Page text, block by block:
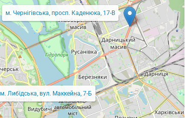
м. Либідська, вул. Маккейна, 7-Б
м. Чернігівська, просп. Каденюка, 17-В